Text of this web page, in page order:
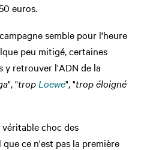
euros.
semble pour l'heure
peu mitigé, certaines
y retrouver l'ADN de la
", "trop Loewe", "trop éloigné
choc des
ce n'est pas la première